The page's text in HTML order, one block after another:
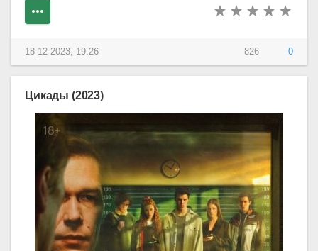
826 0
18-12-2023, 19:26
Цикады (2023)